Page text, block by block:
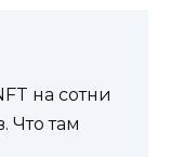
на сотни
Что там